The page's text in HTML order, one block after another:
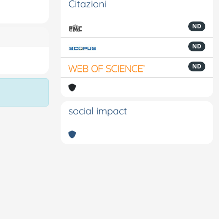
Citazioni
ND
ND
ND
social impact